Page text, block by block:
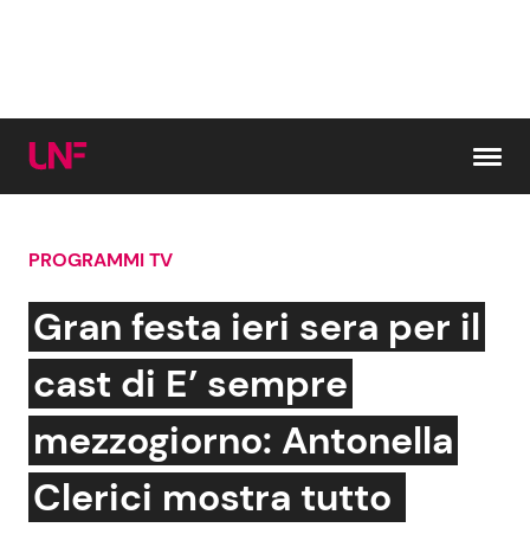
Cerca:
News e Cronaca
Attualità Italiana
Dal Mondo
Gossip e TV
Bellezze VIP
Coppie VIP
PROGRAMMI TV
Gran festa ieri sera per il
cast di E’ sempre
mezzogiorno: Antonella
Clerici mostra tutto